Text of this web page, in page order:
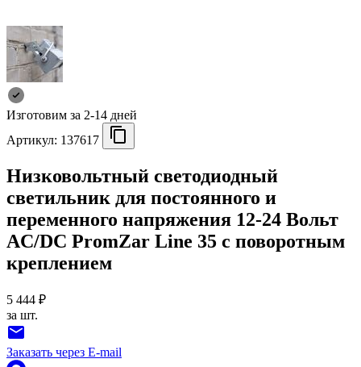
Изготовим за 2-14 дней
Артикул: 137617
Низковольтный светодиодный
светильник для постоянного и
переменного напряжения 12-24 Вольт
AC/DC PromZar Line 35 с поворотным
креплением
5 444 ₽
за шт.
Заказать через E-mail